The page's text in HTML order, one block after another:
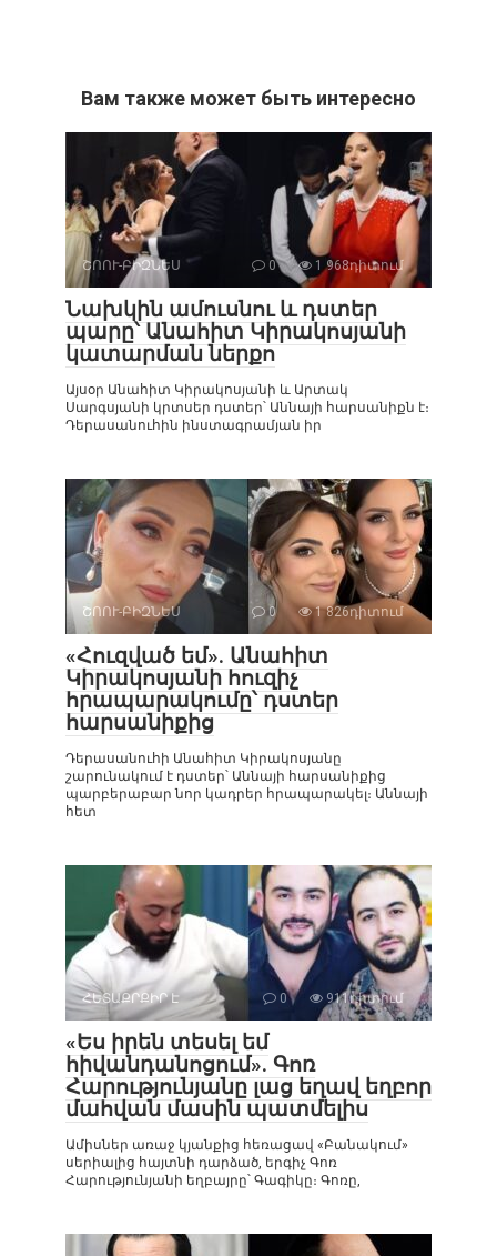
Вам также может быть интересно
ՇՈՈՒ-ԲԻԶՆԵՍ 0 1 968դիտում
Նախկին ամուսնու և դստեր
պարը՝ Անահիտ Կիրակոսյանի
կատարման ներքո
Այսօր Անահիտ Կիրակոսյանի և Արտակ
Սարգսյանի կրտսեր դստեր՝ Աննայի հարսանիքն է։
Դերասանուհին ինստագրամյան իր
ՇՈՈՒ-ԲԻԶՆԵՍ 0 1 826դիտում
«Հուզված եմ». Անահիտ
Կիրակոսյանի հուզիչ
հրապարակումը՝ դստեր
հարսանիքից
Դերասանուհի Անահիտ Կիրակոսյանը
շարունակում է դստեր՝ Աննայի հարսանիքից
պարբերաբար նոր կադրեր հրապարակել։ Աննայի
հետ
ՀԵՏԱՔՐՔԻՐ Է 0 911դիտում
«Ես իրեն տեսել եմ
հիվանդանոցում». Գոռ
Հարությունյանը լաց եղավ եղբոր
մահվան մասին պատմելիս
Ամիսներ առաջ կյանքից հեռացավ «Բանակում»
սերիալից հայտնի դարձած, երգիչ Գոռ
Հարությունյանի եղբայրը՝ Գագիկը։ Գոռը,